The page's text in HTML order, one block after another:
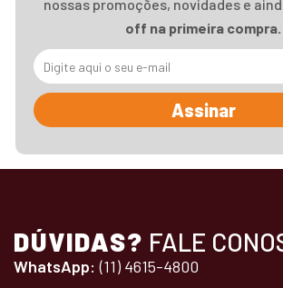
nossas promoções, novidades e
off na primeira compra.
Assinar
DÚVIDAS? FALE
WhatsApp: (11) 4615-4800